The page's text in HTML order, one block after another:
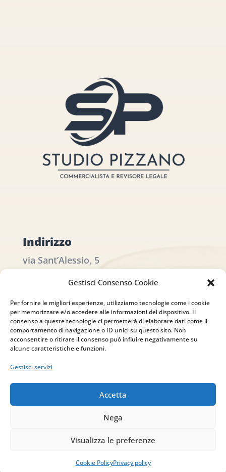
Gestisci Consenso Cookie
Per fornire le migliori esperienze, utilizziamo tecnologie come i cookie
per memorizzare e/o accedere alle informazioni del dispositivo. Il
consenso a queste tecnologie ci permetterà di elaborare dati come il
comportamento di navigazione o ID unici su questo sito. Non
acconsentire o ritirare il consenso può influire negativamente su
alcune caratteristiche e funzioni.
Gestisci servizi
Accetta
Nega
Visualizza le preferenze
Cookie PolicyPrivacy policy
Indirizzo
via Sant’Alessio, 5
83030 Venticano (AV)
Email
info@studiopizzano.it
P.IVA
IT02754810642
ISCRIVITI ALLA
NEWSLETTER
novità, clicca sul pulsante qui sotto e